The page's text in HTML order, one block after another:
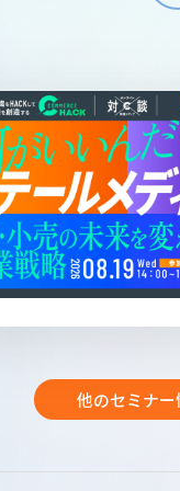
他のセミナー